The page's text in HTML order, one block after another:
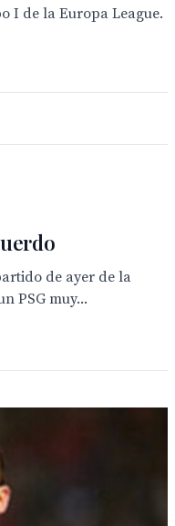
I de la Europa League.
de ayer de la
PSG muy...